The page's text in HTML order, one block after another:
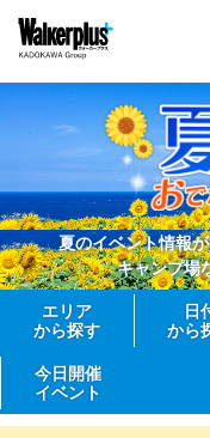
夏のイベント情報
キャンプ場
エリア
から探す
日
から
今日開催
イベント